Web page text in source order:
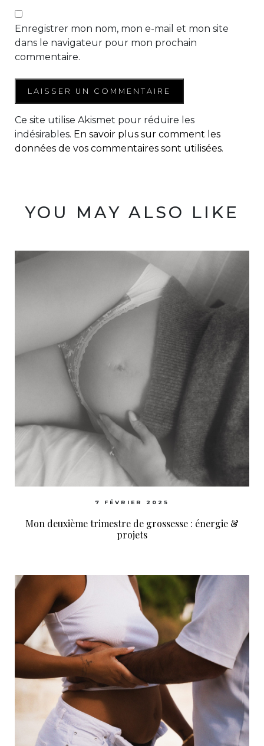
Enregistrer mon nom, mon e-mail et mon site
dans le navigateur pour mon prochain
commentaire.
Ce site utilise Akismet pour réduire les
indésirables. En savoir plus sur comment les
données de vos commentaires sont utilisées.
YOU MAY ALSO LIKE
7 FÉVRIER 2025
Mon deuxième trimestre de grossesse : énergie &
projets